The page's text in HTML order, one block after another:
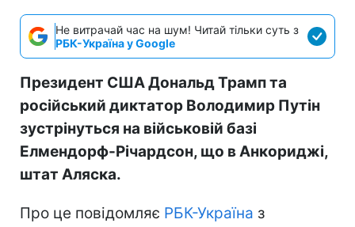
Не витрачай час на шум! Читай тільки суть з
РБК-Україна у Google
Президент США Дональд Трамп та
російський диктатор Володимир Путін
зустрінуться на військовій базі
Елмендорф-Річардсон, що в Анкориджі,
штат Аляска.
Про це повідомляє РБК-Україна з